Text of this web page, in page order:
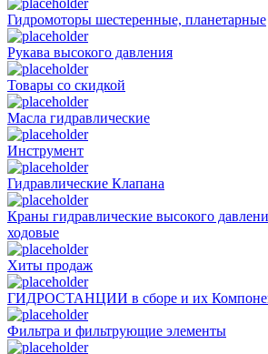
Гидромоторы шестеренные, планетарные
Рукава высокого давления
Товары со скидкой
Масла гидравлические
Инструмент
Гидравлические Клапана
Краны гидравлические высокого
ходовые
Хиты продаж
ГИДРОСТАНЦИИ в сборе и их
Фильтра и фильтрующие элементы